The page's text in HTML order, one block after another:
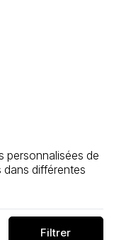
personnalisées de
différentes
Filtrer